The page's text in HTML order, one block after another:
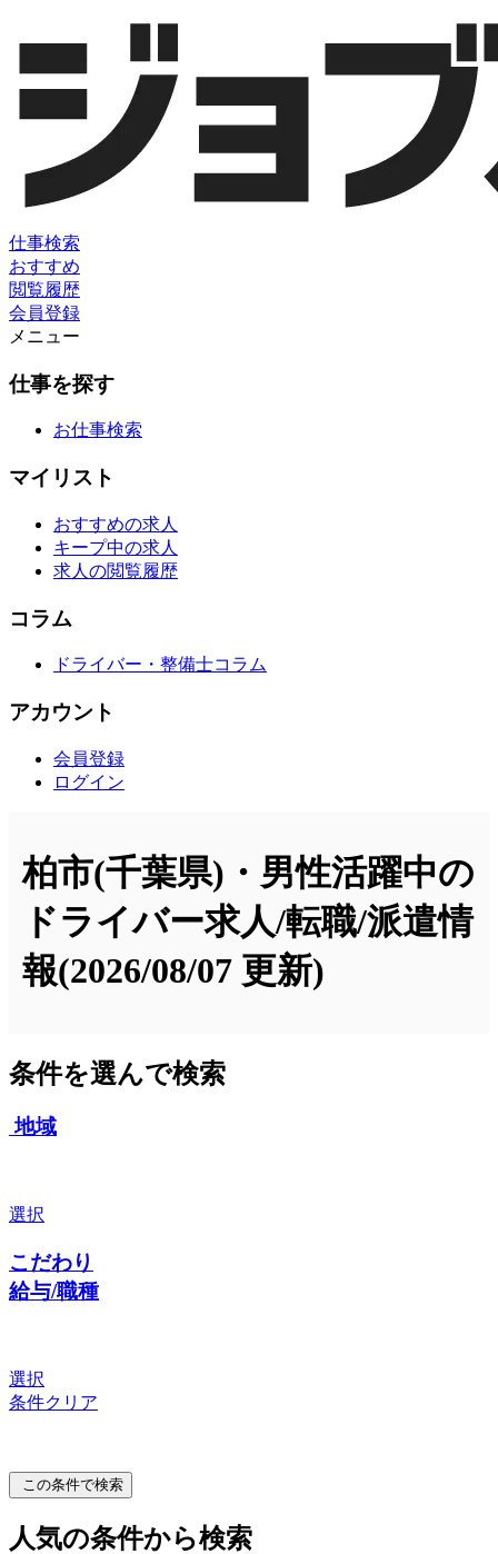
仕事検索
おすすめ
閲覧履歴
会員登録
メニュー
仕事を探す
お仕事検索
マイリスト
おすすめの求人
キープ中の求人
求人の閲覧履歴
コラム
ドライバー・整備士コラム
アカウント
会員登録
ログイン
柏市(千葉県)・男性活躍中の
ドライバー求人/転職/派遣情
報(2026/08/07 更新)
条件を選んで検索
地域
選択
こだわり
給与/職種
選択
条件クリア
この条件で検索
人気の条件から検索